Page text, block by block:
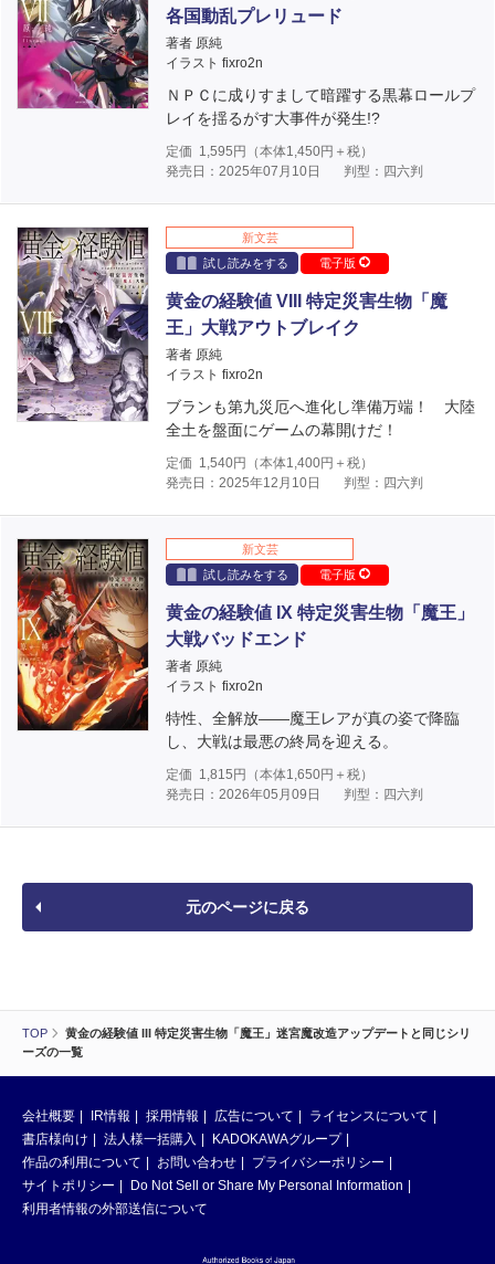
TOP
黄金の経験値 III 特定災害生物「魔王」迷宮魔改造アップデートと同じシリ
ーズの一覧
各国動乱プレリュード
著者 原純
イラスト fixro2n
ＮＰＣに成りすまして暗躍する黒幕ロールプ
レイを揺るがす大事件が発生!?
定価 1,595 円（本体1,450円＋税）
発売日：2025年07月10日
判型：四六判
新文芸
試し読みをする
電子版
黄金の経験値 VIII 特定災害生物「魔
王」大戦アウトブレイク
著者 原純
イラスト fixro2n
ブランも第九災厄へ進化し準備万端！ 大陸
全土を盤面にゲームの幕開けだ！
定価 1,540円（本体1,400円＋税）
発売日：2025年12月10日
判型：四六判
新文芸
試し読みをする
電子版
黄金の経験値 IX 特定災害生物「魔王」
大戦バッドエンド
著者 原純
イラスト fixro2n
特性、全解放――魔王レアが真の姿で降臨
し、大戦は最悪の終局を迎える。
定価 1,815 円（本体1,650円＋税）
発売日：2026年05月09日
判型：四六判
元のページに戻る
会社概要 IR情報 採用情報 広告について
ライセンスについて
書店様向け
法人様一括購入
KADOKAWAグループ
作品の利用について
お問い合わせ
プライバシーポリシー
サイトポリシー
Do Not Sell or Share My Personal Information
利用者情報の外部送信について